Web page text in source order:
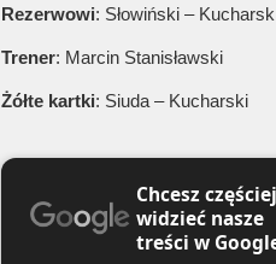
Rezerwowi: Słowiński –
Trener: Marcin Stanisławski
Żółte kartki: Siuda – Kucharski
Chcesz częściej
widzieć nasze
treści w